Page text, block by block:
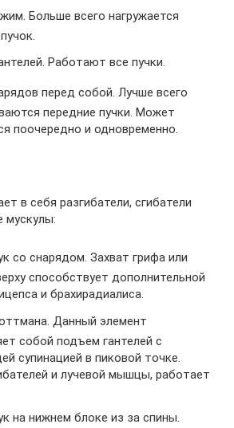
Больше всего нагружается
Работают все пучки.
перед собой. Лучше всего
передние пучки. Может
поочередно и одновременно.
в себя разгибатели, сгибатели
мускулы:
со снарядом. Захват грифа или
способствует дополнительной
и брахирадиалиса.
Данный элемент
собой подъем гантелей с
супинацией в пиковой точке.
и лучевой мышцы, работает
на нижнем блоке из за спины.